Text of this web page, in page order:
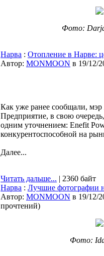
Фото:
Нарва : Отопление в Нарве:
Автор: MONMOON в 19/12/
Как уже ранее сообщали, мэр
Предприятие, в свою
одним уточнением: Enefit
конкурентоспособной на
Далее...
Читать дальше... | 2360 байт
Нарва : Лучшие фотографии
Автор: MONMOON в 19/12/
прочтений)
Фото: